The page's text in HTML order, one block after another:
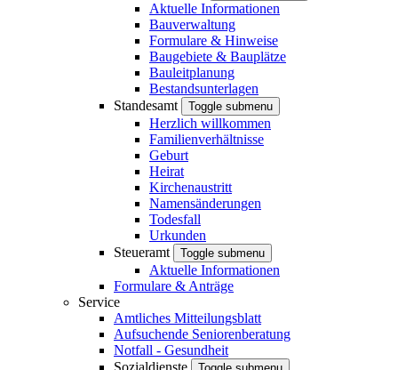
Aktuelle Informationen
Bauverwaltung
Formulare & Hinweise
Baugebiete & Bauplätze
Bauleitplanung
Bestandsunterlagen
Standesamt
Toggle submenu
Herzlich willkommen
Familienverhältnisse
Geburt
Heirat
Kirchenaustritt
Namensänderungen
Todesfall
Urkunden
Steueramt
Toggle submenu
Aktuelle Informationen
Formulare & Anträge
Service
Amtliches Mitteilungsblatt
Aufsuchende Seniorenberatung
Notfall - Gesundheit
Sozialdienste